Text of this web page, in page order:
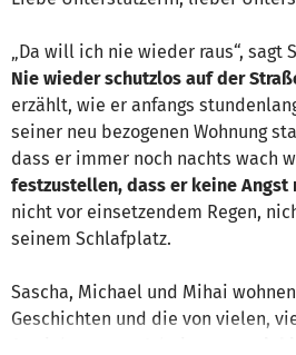
„Da will ich nie wieder raus“, sagt
Nie wieder schutzlos auf der
erzählt, wie er anfangs
seiner neu bezogenen Wohnung
dass er immer noch nachts wach
festzustellen, dass er keine Angst
nicht vor einsetzendem Regen,
seinem Schlafplatz.
Sascha, Michael und Mihai
Geschichten und die von vielen,